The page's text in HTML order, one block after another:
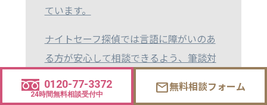
ています。
ナイトセーフ探偵では言語に障がいのあ
る方が安心して相談できるよう、筆談対
応や代替コミュニケーション手段を用意
し、利用環境を整えています。
0120-77-3372
24時間無料相談受付中 mail無料相談フォーム